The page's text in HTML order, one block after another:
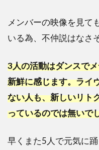
メンバーの映像を見て
いる為、不仲説はなさ
3人の活動はダンスで
新鮮に感じます。ライ
ない人も、新しいリト
っているのでは無いで
早くまた5人で元気に